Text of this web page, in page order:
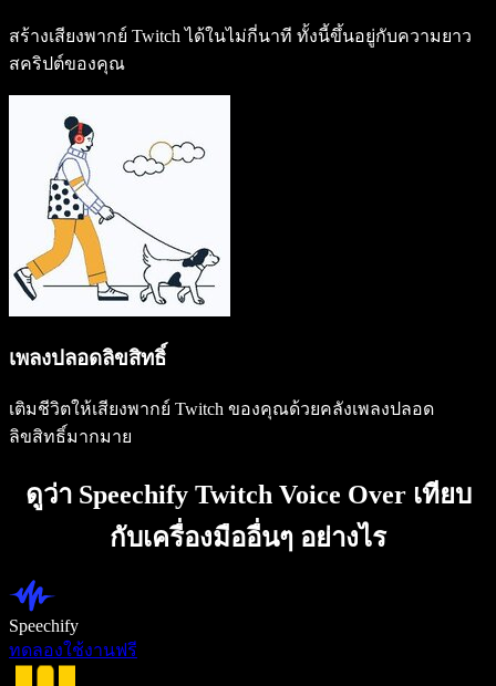
สร้างเสียงพากย์ Twitch ได้ในไม่กี่นาที ทั้งนี้ขึ้นอยู่กับความยาว
สคริปต์ของคุณ
เพลงปลอดลิขสิทธิ์
เติมชีวิตให้เสียงพากย์ Twitch ของคุณด้วยคลังเพลงปลอด
ลิขสิทธิ์มากมาย
ดูว่า Speechify Twitch Voice Over เทียบ
กับเครื่องมืออื่นๆ อย่างไร
Speechify
ทดลองใช้งานฟรี